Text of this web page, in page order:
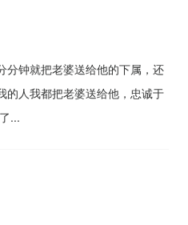
分钟就把老婆送给他的下属，还
的人我都把老婆送给他，忠诚于
...